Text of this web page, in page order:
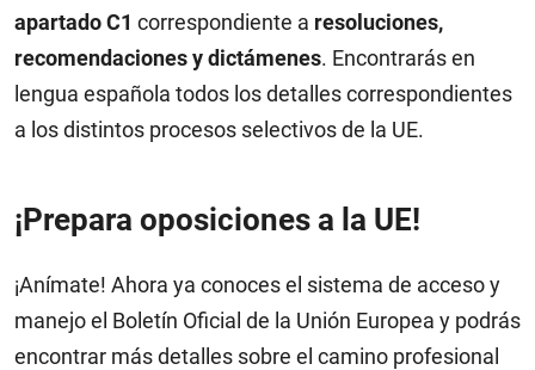
apartado C1 correspondiente a resoluciones,
recomendaciones y dictámenes. Encontrarás en
lengua española todos los detalles correspondientes
a los distintos procesos selectivos de la UE.
¡Prepara oposiciones a la UE!
¡Anímate! Ahora ya conoces el sistema de acceso y
manejo el Boletín Oficial de la Unión Europea y podrás
encontrar más detalles sobre el camino profesional